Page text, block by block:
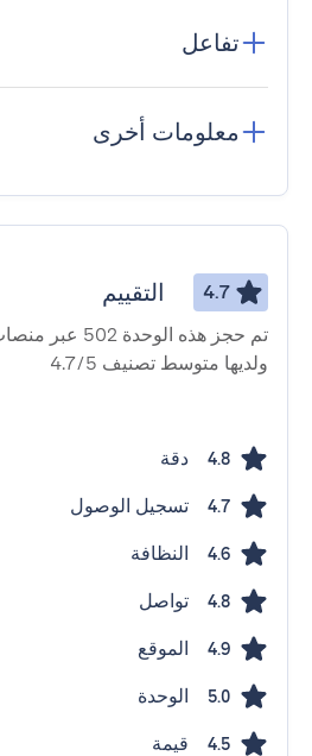
تفاعل
معلومات أخرى
4.7 التقييم
تم حجز هذه
ولديها متوسط ​​تصنيف 4.7/5
4.8 دقة
4.7 تسجيل الوصول
4.6 النظافة
4.8 تواصل
4.9 الموقع
5.0 الوحدة
4.5 قيمة